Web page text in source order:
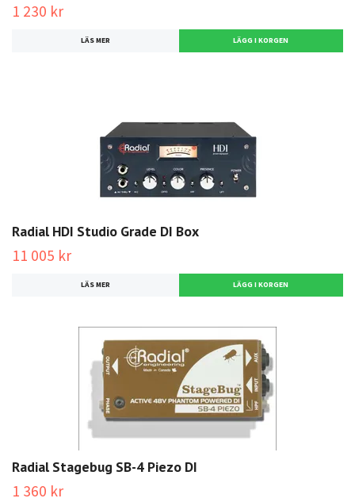
1 230 kr
LÄS MER
Radial HDI Studio Grade DI Box
11 005 kr
LÄS MER
Radial Stagebug SB-4 Piezo DI
1 360 kr